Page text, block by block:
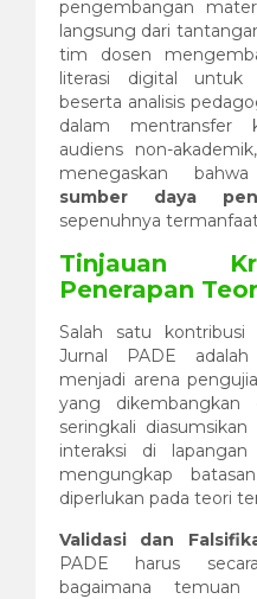
pengembangan
langsung dari
tim dosen
literasi digital untuk
beserta analisis
dalam mentransfer
audiens non-
menegaskan
sumber daya
sepenuhnya
Tinjauan
Penerapan
Salah satu
Jurnal PADE
menjadi arena
yang dikembangkan
seringkali
interaksi di
mengungkap
diperlukan pada teori
Validasi dan
PADE harus
bagaimana